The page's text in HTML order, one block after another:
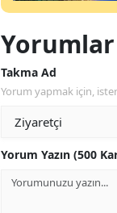
Yorumlar
Takma Ad
Yorum yapmak için,
Yorum Yazın (500